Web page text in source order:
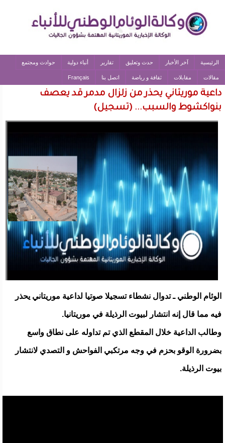
الرئيسية آخر الأخبار حدث وتعليق تقارير أنباء دولية حوادث ومجتمع
مقالات مقابلات ثقافة و رياضة اتصل بنا Français
داعية موريتاني يحذر من زلزال مدمر قد يعصف
بنواكشوط والسبب... (تسجيل)
الوئام الوطني ـ تدوال نشطاء تسجيلا صوتيا لداعية موريتاني يحذر
فيه مما قال إنه انتشار لبيوت الرذيلة في موريتانيا.
وطالب الداعية خلال المقطع الذي تم تداوله على نطاق واسع
بضرورة الوقو بحزم في وجه مرتكبي الفواحش و التصدي لانتشار
بيوت الرذيلة.